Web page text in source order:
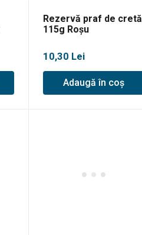
Rezervă praf de cretă
115g Roșu
10,30 Lei
Adaugă în coș